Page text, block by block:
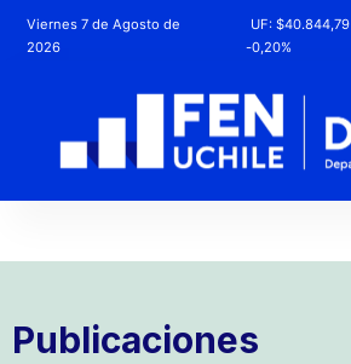
Viernes 7 de Agosto de
2026
UF: $40.844,79
-0,20%
Publicaciones